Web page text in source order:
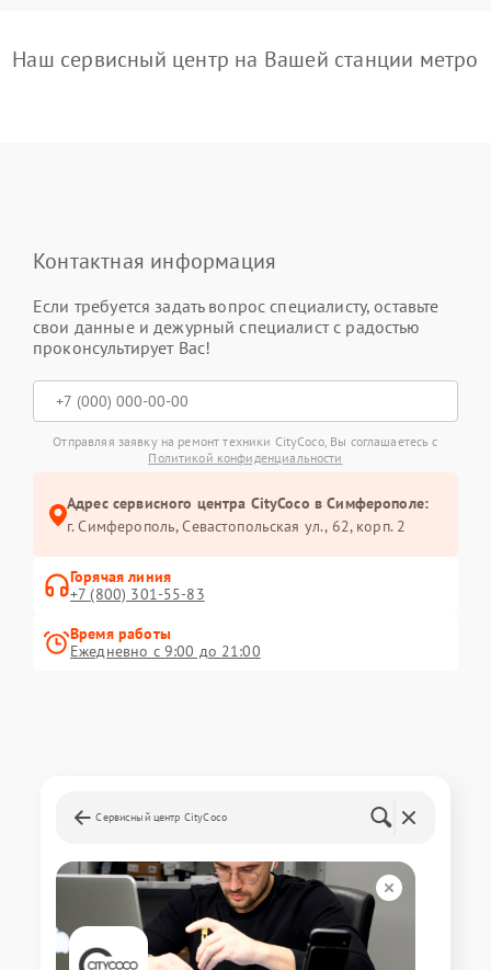
Наш сервисный центр на Вашей станции метро
Контактная информация
Если требуется задать вопрос специалисту, оставьте
свои данные и дежурный специалист с радостью
проконсультирует Вас!
Отправляя заявку на ремонт техники CityCoco, Вы соглашаетесь с
Политикой конфиденциальности
Адрес сервисного центра CityCoco в Симферополе:
г. Симферополь, Севастопольская ул., 62, корп. 2
Горячая линия
+7 (800) 301-55-83
Время работы
Ежедневно с 9:00 до 21:00
Сервисный центр CityCoco